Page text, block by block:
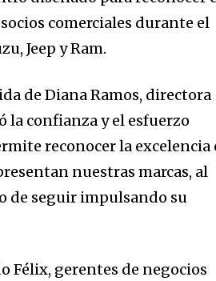
comerciales durante el
Jeep y Ram.
de Diana Ramos, directora
la confianza y el esfuerzo
reconocer la excelencia
nuestras marcas, al
de seguir impulsando su
Félix, gerentes de negocios